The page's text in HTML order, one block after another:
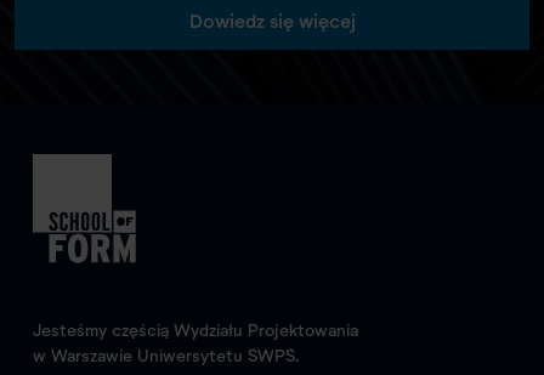
Dowiedz się więcej
Jesteśmy częścią Wydziału Projektowania
w Warszawie Uniwersytetu SWPS.